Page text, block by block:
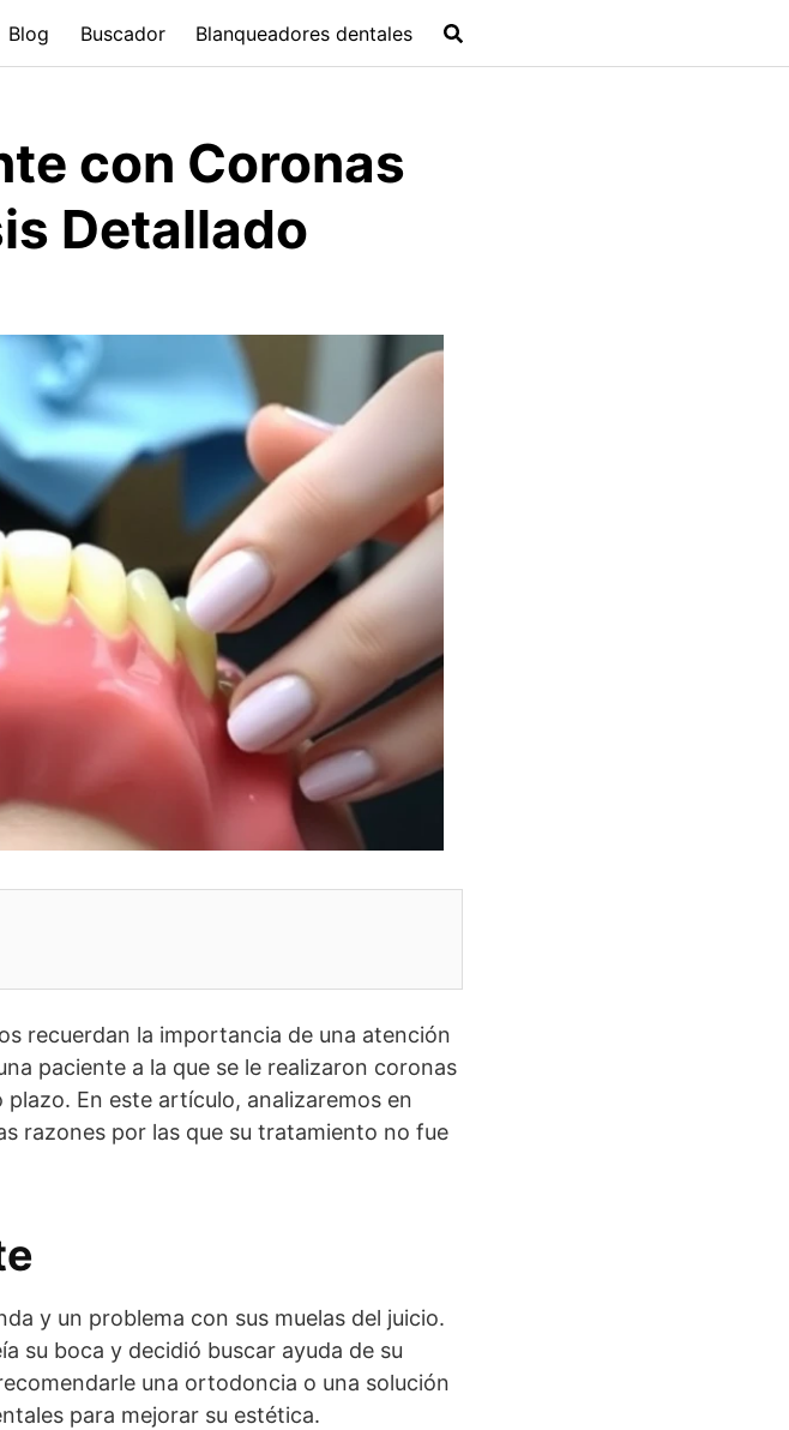
Blog Buscador Blanqueadores dentales
con Coronas
Detallado
recuerdan la importancia de una atención
paciente a la que se le realizaron coronas
En este artículo, analizaremos en
razones por las que su tratamiento no fue
y un problema con sus muelas del juicio.
su boca y decidió buscar ayuda de su
una ortodoncia o una solución
para mejorar su estética.